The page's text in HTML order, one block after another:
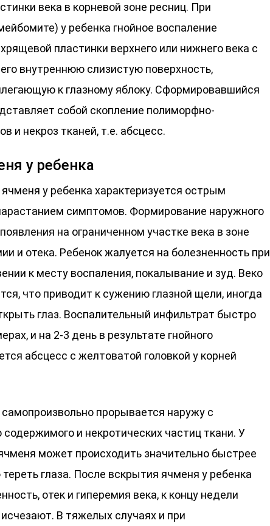
века в корневой зоне ресниц. При
у ребенка гнойное воспаление
пластинки верхнего или нижнего века с
внутреннюю слизистую поверхность,
к глазному яблоку. Сформировавшийся
собой скопление полиморфно-
и некроз тканей, т.е. абсцесс.
у ребенка
у ребенка характеризуется острым
симптомов. Формирование наружного
на ограниченном участке века в зоне
и отека. Ребенок жалуется на болезненность при
к месту воспаления, покалывание и зуд. Веко
что приводит к сужению глазной щели, иногда
глаз. Воспалительный инфильтрат быстро
и на 2-3 день в результате гнойного
абсцесс с желтоватой головкой у корней
прорывается наружу с
и некротических частиц ткани. У
может происходить значительно быстрее
глаза. После вскрытия ячменя у ребенка
отек и гиперемия века, к концу недели
В тяжелых случаях и при